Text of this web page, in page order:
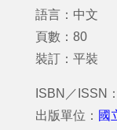
語言：中文
頁數：80
裝訂：平裝
ISBN／ISSN
出版單位： 國